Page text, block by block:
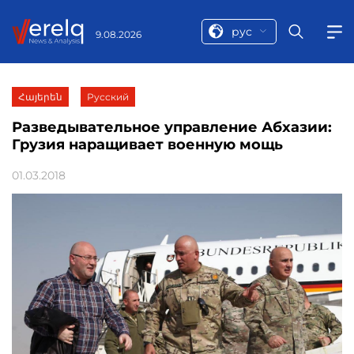
9.08.2026 рус
Հայերեն Русский
Разведывательное управление Абхазии:
Грузия наращивает военную мощь
01.03.2018